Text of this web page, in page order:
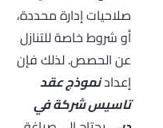
صلاحيات إدارة محددة،
أو شروط خاصة للتنازل
عن الحصص. لذلك فإن
إعدادنموذج عقد
تاسيس شركة في